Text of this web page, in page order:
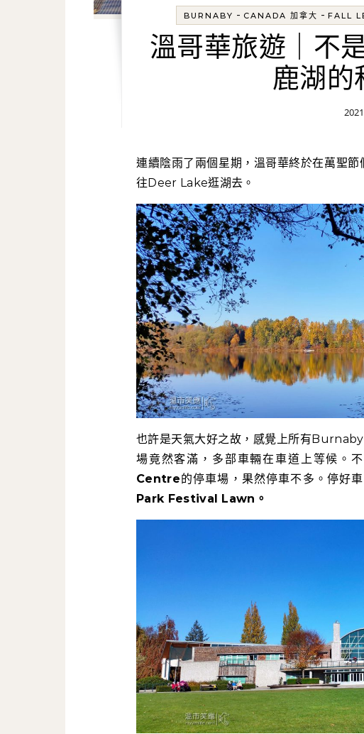
BURNABY - CANADA 加拿大 - FALL
溫哥華旅遊｜不
鹿湖的
連續陰雨了兩個星期，溫哥華終於在萬聖節假期放晴。剛好前往Burnaby辦事，結束後前
往Deer Lake逛湖去。
也許是天氣大好之故，感覺上所有
場竟然客滿，多部車輛在車道上等候。
Centre的停車場，果然停車不多。停好
Park Festival Lawn。